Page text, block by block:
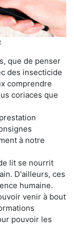
que de penser
des insecticide
comprendre
coriaces que
à notre
lit se nourrit
D'ailleurs, ces
humaine.
venir à bout
pouvoir les